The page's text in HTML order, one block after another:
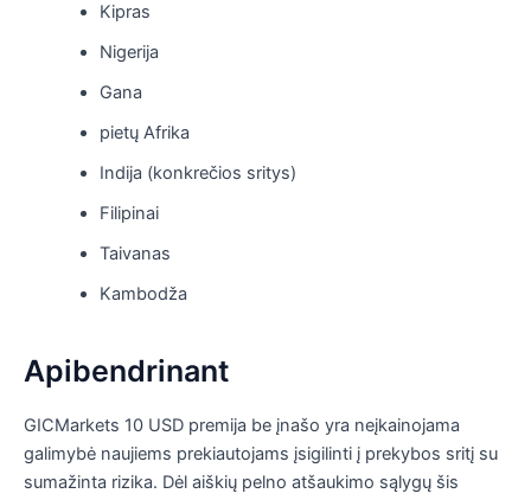
Kipras
Nigerija
Gana
pietų Afrika
Indija (konkrečios sritys)
Filipinai
Taivanas
Kambodža
Apibendrinant
GICMarkets 10 USD premija be įnašo yra neįkainojama
galimybė naujiems prekiautojams įsigilinti į prekybos sritį su
sumažinta rizika. Dėl aiškių pelno atšaukimo sąlygų šis